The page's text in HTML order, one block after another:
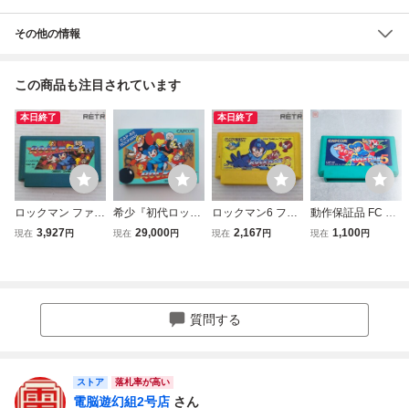
その他の情報
この商品も注目されています
本日終了
ロックマン ファミ
コン FC
現在 3,927円
希少『初代ロック
マン』ROCKMAN
現在 29,000円
本日終了
ロックマン6 ファ
ミコン FC
現在 2,167円
動作保証品 FC フ
ァミコン ロックマ
現在 1,100円
質問する
ストア 落札率が高い
電脳遊幻組2号店 さん